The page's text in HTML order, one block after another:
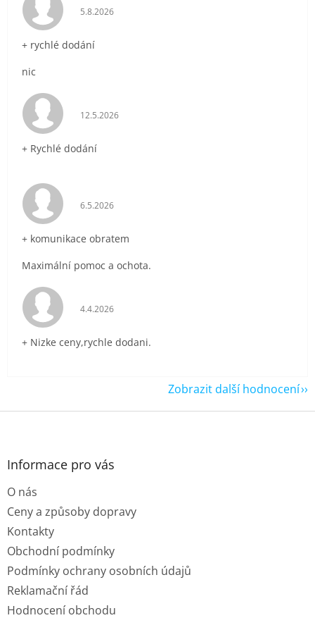
Hodnocení obchodu je 5 z 5 hvězdiček.
5.8.2026
+ rychlé dodání
nic
Hodnocení obchodu je 5 z 5 hvězdiček.
12.5.2026
+ Rychlé dodání
Hodnocení obchodu je 5 z 5 hvězdiček.
6.5.2026
+ komunikace obratem
Maximální pomoc a ochota.
Hodnocení obchodu je 5 z 5 hvězdiček.
4.4.2026
+ Nizke ceny,rychle dodani.
Zobrazit další hodnocení
Z
Informace pro vás
O nás
Ceny a způsoby dopravy
Kontakty
Obchodní podmínky
Podmínky ochrany osobních údajů
Reklamační řád
Hodnocení obchodu